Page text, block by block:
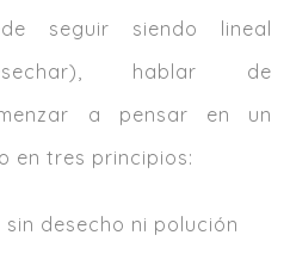
seguir siendo lineal
Desechar), hablar de
a pensar en un
en tres principios:
desecho ni polución